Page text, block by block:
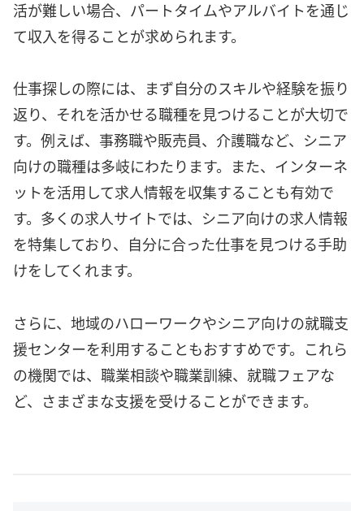
活が難しい場合、パートタイムやアルバイトを通じ
て収入を得ることが求められます。
仕事探しの際には、まず自分のスキルや経験を振り
返り、それを活かせる職種を見つけることが大切で
す。例えば、事務職や販売員、介護職など、シニア
向けの職種は多岐にわたります。また、インターネ
ットを活用して求人情報を収集することも有効で
す。多くの求人サイトでは、シニア向けの求人情報
を特集しており、自分に合った仕事を見つける手助
けをしてくれます。
さらに、地域のハローワークやシニア向けの就職支
援センターを利用することもおすすめです。これら
の機関では、職業相談や職業訓練、就職フェアな
ど、さまざまな支援を受けることができます。